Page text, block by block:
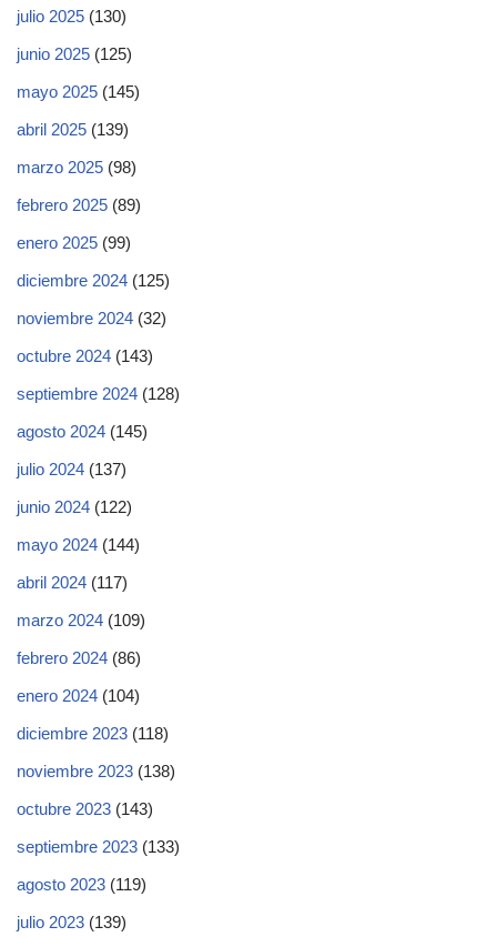
julio 2025 (130)
junio 2025 (125)
mayo 2025 (145)
abril 2025 (139)
marzo 2025 (98)
febrero 2025 (89)
enero 2025 (99)
diciembre 2024 (125)
noviembre 2024 (32)
octubre 2024 (143)
septiembre 2024 (128)
agosto 2024 (145)
julio 2024 (137)
junio 2024 (122)
mayo 2024 (144)
abril 2024 (117)
marzo 2024 (109)
febrero 2024 (86)
enero 2024 (104)
diciembre 2023 (118)
noviembre 2023 (138)
octubre 2023 (143)
septiembre 2023 (133)
agosto 2023 (119)
julio 2023 (139)